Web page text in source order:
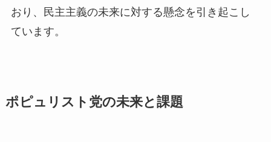
おり、民主主義の未来に対する懸念を引き起こし
ています。
ポピュリスト党の未来と課題